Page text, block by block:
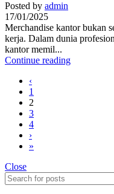
Posted by admin
17/01/2025
Merchandise kantor bukan
kerja. Dalam dunia
kantor memil...
Continue reading
‹
1
2
3
4
›
»
Close